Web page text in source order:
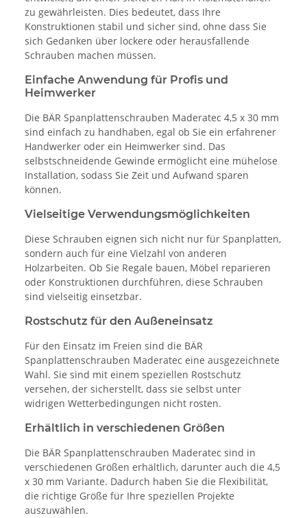
zu gewährleisten. Dies bedeutet, dass Ihre
Konstruktionen stabil und sicher sind, ohne dass Sie
sich Gedanken über lockere oder herausfallende
Schrauben machen müssen.
Einfache Anwendung für Profis und
Heimwerker
Die BÄR Spanplattenschrauben Maderatec 4,5 x 30 mm
sind einfach zu handhaben, egal ob Sie ein erfahrener
Handwerker oder ein Heimwerker sind. Das
selbstschneidende Gewinde ermöglicht eine mühelose
Installation, sodass Sie Zeit und Aufwand sparen
können.
Vielseitige Verwendungsmöglichkeiten
Diese Schrauben eignen sich nicht nur für Spanplatten,
sondern auch für eine Vielzahl von anderen
Holzarbeiten. Ob Sie Regale bauen, Möbel reparieren
oder Konstruktionen durchführen, diese Schrauben
sind vielseitig einsetzbar.
Rostschutz für den Außeneinsatz
Für den Einsatz im Freien sind die BÄR
Spanplattenschrauben Maderatec eine ausgezeichnete
Wahl. Sie sind mit einem speziellen Rostschutz
versehen, der sicherstellt, dass sie selbst unter
widrigen Wetterbedingungen nicht rosten.
Erhältlich in verschiedenen Größen
Die BÄR Spanplattenschrauben Maderatec sind in
verschiedenen Größen erhältlich, darunter auch die 4,5
x 30 mm Variante. Dadurch haben Sie die Flexibilität,
die richtige Größe für Ihre speziellen Projekte
auszuwählen.